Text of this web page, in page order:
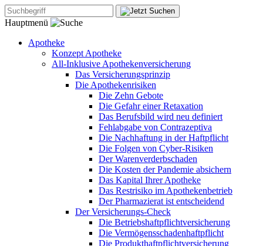
Hauptmenü
Apotheke
Konzept Apotheke
All-Inklusive Apothekenversicherung
Das Versicherungsprinzip
Die Apothekenrisiken
Die Zehn Gebote
Die Gefahr einer Retaxation
Das Berufsbild wird neu definiert
Fehlabgabe von Contrazeptiva
Die Nachhaftung in der Haftpflicht
Die Folgen von Cyber-Risiken
Der Warenverderbschaden
Die Kosten der Pandemie absichern
Das Kapital Ihrer Apotheke
Das Restrisiko im Apothekenbetrieb
Der Pharmazierat ist entscheidend
Der Versicherungs-Check
Die Betriebshaftpflichtversicherung
Die Vermögensschadenhaftpflicht
Die Produkthaftpflichtversicherung